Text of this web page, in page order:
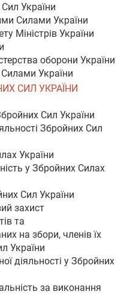
України
Силами України
Міністрів України
оборони України
України
СИЛ УКРАЇНИ
Сил України
Збройних Сил
України
у Збройних Силах
Сил України
захист
та
на збори, членів їх
України
діяльності у Збройних
за виконання